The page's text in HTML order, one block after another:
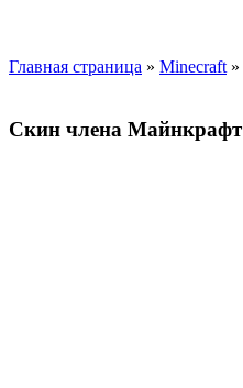
Главная страница » Minecraft »
Скин члена Майнкрафт